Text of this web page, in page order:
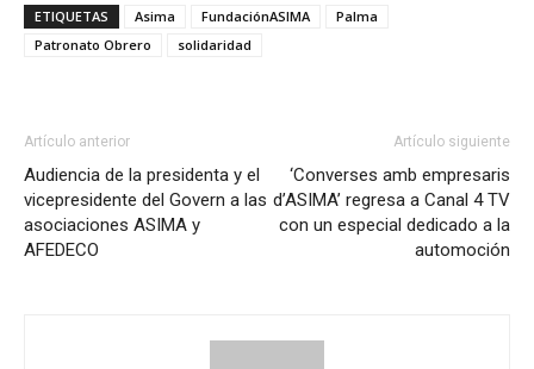
ETIQUETAS Asima FundaciónASIMA
Palma
Patronato Obrero
solidaridad
Artículo anterior
Audiencia de la presidenta y el
vicepresidente del Govern a las
asociaciones ASIMA y
AFEDECO
Artículo siguiente
‘Converses amb empresaris
d’ASIMA’ regresa a Canal 4 TV
con un especial dedicado a la
automoción